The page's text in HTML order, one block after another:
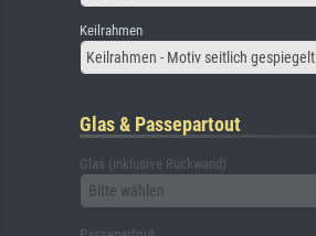
Keilrahmen
Keilrahmen - Motiv seitlich gespiegelt
Glas & Passepartout
Glas (inklusive Rückwand)
Bitte wählen